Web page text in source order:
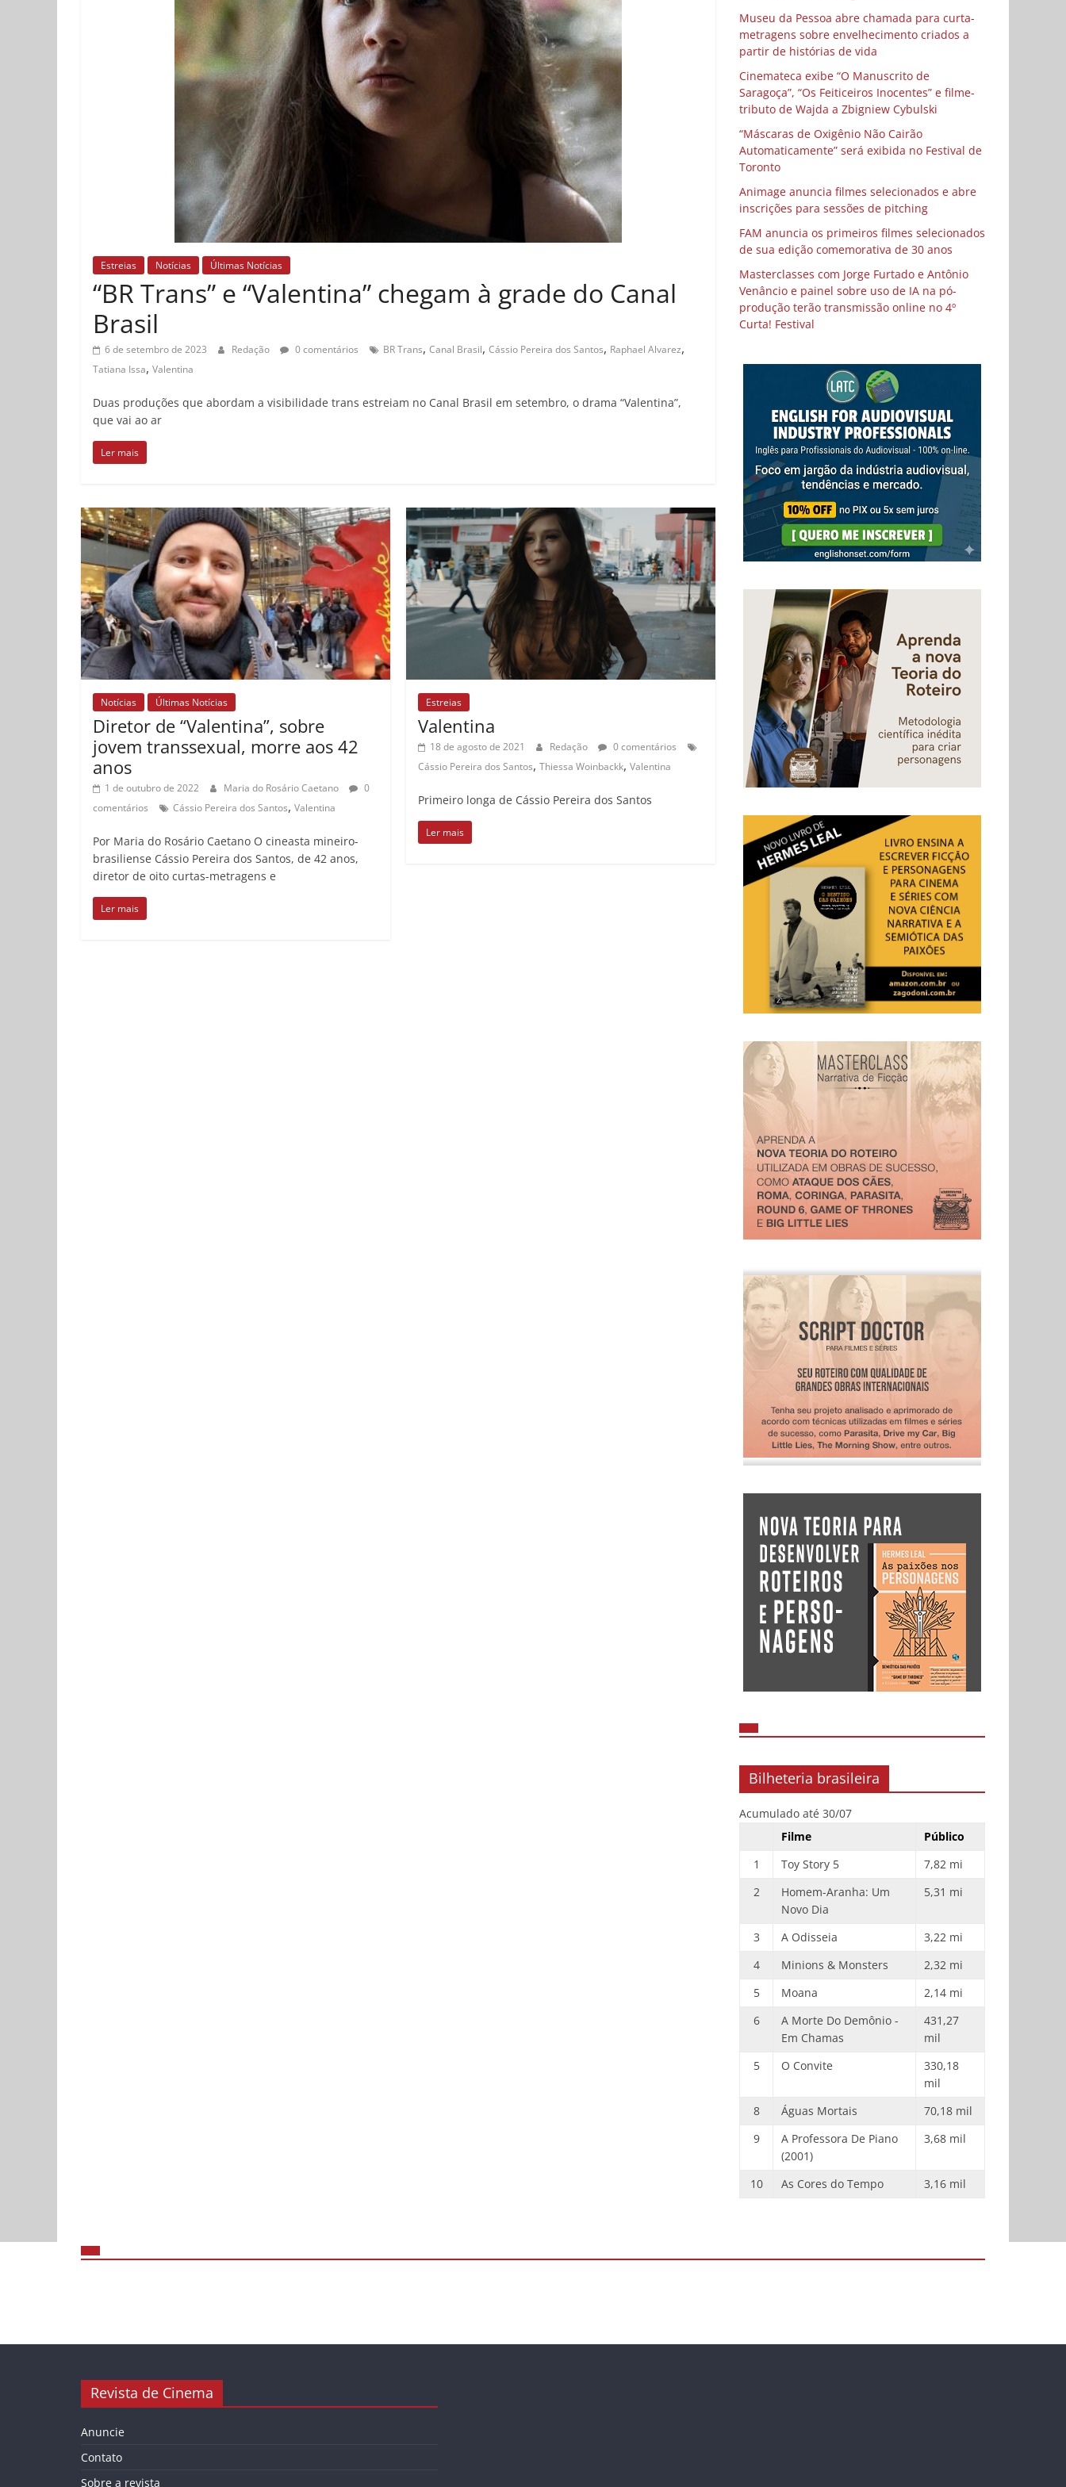
Estreias Notícias Últimas Notícias
“BR Trans” e “Valentina” chegam à grade do Canal
Brasil
6 de setembro de 2023 Redação 0 comentários BR Trans, Canal Brasil, Cássio Pereira dos Santos, Raphael Alvarez,
Tatiana Issa, Valentina
Duas produções que abordam a visibilidade trans estreiam no Canal Brasil em setembro, o drama “Valentina”,
que vai ao ar
Ler mais
Notícias Últimas Notícias
Diretor de “Valentina”, sobre
jovem transsexual, morre aos 42
anos
1 de outubro de 2022 Maria do Rosário Caetano
0
comentários
Cássio Pereira dos Santos, Valentina
Por Maria do Rosário Caetano O cineasta mineiro-
brasiliense Cássio Pereira dos Santos, de 42 anos,
diretor de oito curtas-metragens e
Ler mais
Estreias
Valentina
18 de agosto de 2021 Redação
0 comentários
Cássio Pereira dos Santos,Thiessa Woinbackk,Valentina
Primeiro longa de Cássio Pereira dos Santos
Ler mais
Museu da Pessoa abre chamada para curta-
metragens sobre envelhecimento criados a
partir de histórias de vida
Cinemateca exibe “O Manuscrito de
Saragoça”, “Os Feiticeiros Inocentes” e filme-
tributo de Wajda a Zbigniew Cybulski
“Máscaras de Oxigênio Não Cairão
Automaticamente” será exibida no Festival de
Toronto
Animage anuncia filmes selecionados e abre
inscrições para sessões de pitching
FAM anuncia os primeiros filmes selecionados
de sua edição comemorativa de 30 anos
Masterclasses com Jorge Furtado e Antônio
Venâncio e painel sobre uso de IA na pó-
produção terão transmissão online no 4º
Curta! Festival
Bilheteria brasileira
Acumulado até 30/07
Filme
Público
1
Toy Story 5
7,82 mi
2
Homem-Aranha: Um
Novo Dia
5,31 mi
3 A Odisseia
3,22 mi
4
Minions & Monsters
2,32 mi
5
Moana
2,14 mi
6
A Morte Do Demônio -
Em Chamas
431,27
mil
5
O Convite
330,18
mil
8
Águas Mortais
70,18 mil
9
A Professora De Piano
(2001)
3,68 mil
10 As Cores do Tempo 3,16 mil
Revista de Cinema
Anuncie
Contato
Sobre a revista